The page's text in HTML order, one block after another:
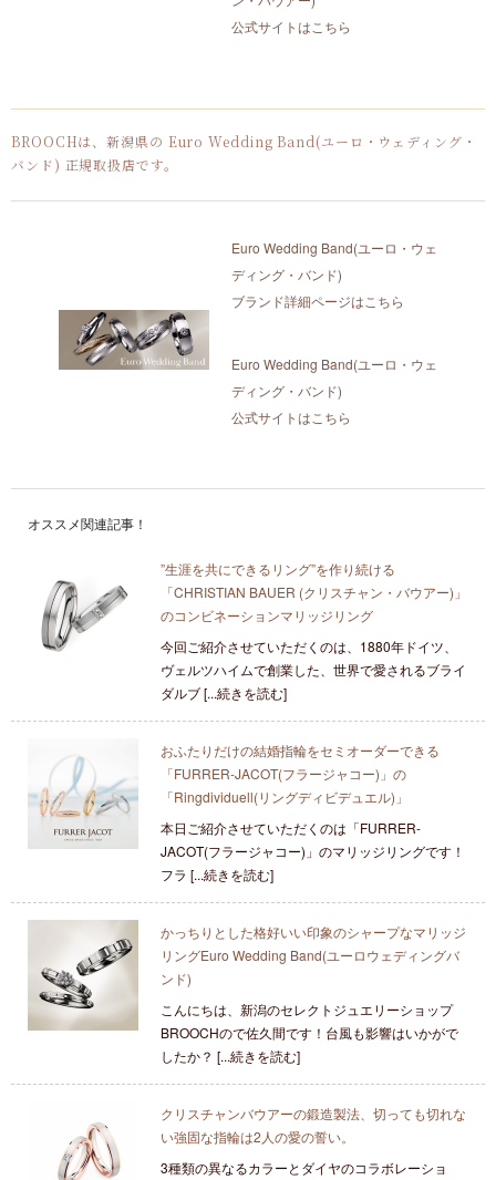
公式サイトはこちら
BROOCHは、新潟県の Euro Wedding Band(ユーロ・ウェディング・
バンド) 正規取扱店です。
Euro Wedding Band(ユーロ・ウェ
ディング・バンド)
ブランド詳細ページはこちら
Euro Wedding Band(ユーロ・ウェ
ディング・バンド)
公式サイトはこちら
オススメ関連記事！
”生涯を共にできるリング”を作り続ける
「CHRISTIAN BAUER (クリスチャン・バウアー)」
のコンビネーションマリッジリング
今回ご紹介させていただくのは、1880年ドイツ、
ヴェルツハイムで創業した、世界で愛されるブライ
ダルブ [...続きを読む]
おふたりだけの結婚指輪をセミオーダーできる
「FURRER-JACOT(フラージャコー)」の
「Ringdividuell(リングディビデュエル)」
本日ご紹介させていただくのは「FURRER-
JACOT(フラージャコー)」のマリッジリングです！
フラ [...続きを読む]
かっちりとした格好いい印象のシャープなマリッジ
リングEuro Wedding Band(ユーロウェディングバ
ンド)
こんにちは、新潟のセレクトジュエリーショップ
BROOCHので佐久間です！台風も影響はいかがで
したか？ [...続きを読む]
クリスチャンバウアーの鍛造製法、切っても切れな
い強固な指輪は2人の愛の誓い。
3種類の異なるカラーとダイヤのコラボレーショ